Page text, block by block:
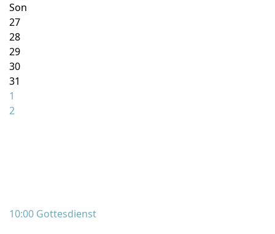
Son
27
28
29
30
31
1
2
10:00 Gottesdienst